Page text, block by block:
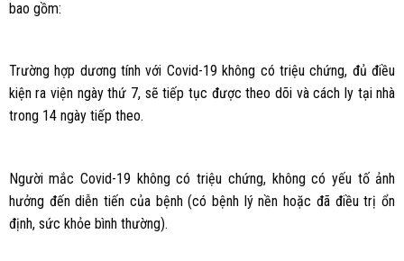
bao gồm:
Trường hợp dương tính với Covid-19 không có triệu chứng, đủ điều
kiện ra viện ngày thứ 7, sẽ tiếp tục được theo dõi và cách ly tại nhà
trong 14 ngày tiếp theo.
Người mắc Covid-19 không có triệu chứng, không có yếu tố ảnh
hưởng đến diễn tiến của bệnh (có bệnh lý nền hoặc đã điều trị ổn
định, sức khỏe bình thường).